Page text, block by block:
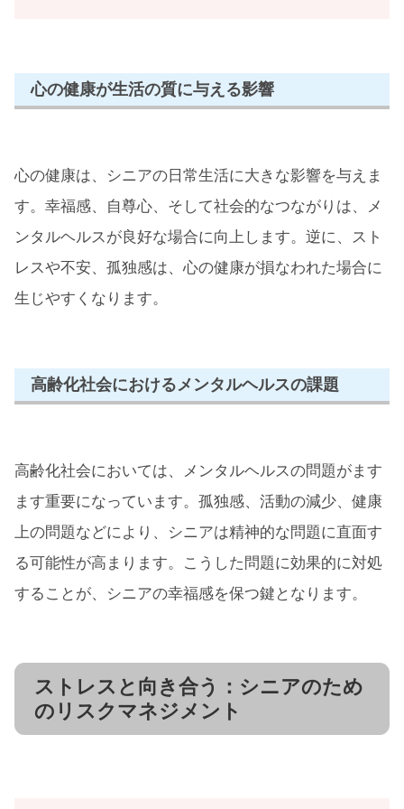
心の健康が生活の質に与える影響
心の健康は、シニアの日常生活に大きな影響を与えま
す。幸福感、自尊心、そして社会的なつながりは、メ
ンタルヘルスが良好な場合に向上します。逆に、スト
レスや不安、孤独感は、心の健康が損なわれた場合に
生じやすくなります。
高齢化社会におけるメンタルヘルスの課題
高齢化社会においては、メンタルヘルスの問題がます
ます重要になっています。孤独感、活動の減少、健康
上の問題などにより、シニアは精神的な問題に直面す
る可能性が高まります。こうした問題に効果的に対処
することが、シニアの幸福感を保つ鍵となります。
ストレスと向き合う：シニアのため
のリスクマネジメント